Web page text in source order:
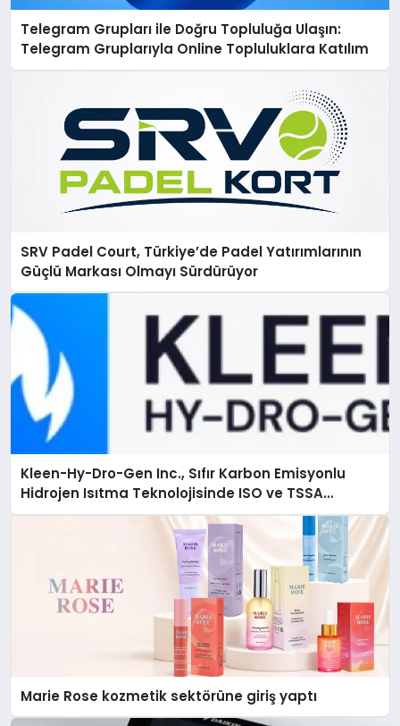
Telegram Grupları ile Doğru Topluluğa Ulaşın:
Telegram Gruplarıyla Online Topluluklara Katılım
SRV Padel Court, Türkiye’de Padel Yatırımlarının
Güçlü Markası Olmayı Sürdürüyor
Kleen-Hy-Dro-Gen Inc., Sıfır Karbon Emisyonlu
Hidrojen Isıtma Teknolojisinde ISO ve TSSA
Düzenleyici Onaylarını Aldı
Marie Rose kozmetik sektörüne giriş yaptı